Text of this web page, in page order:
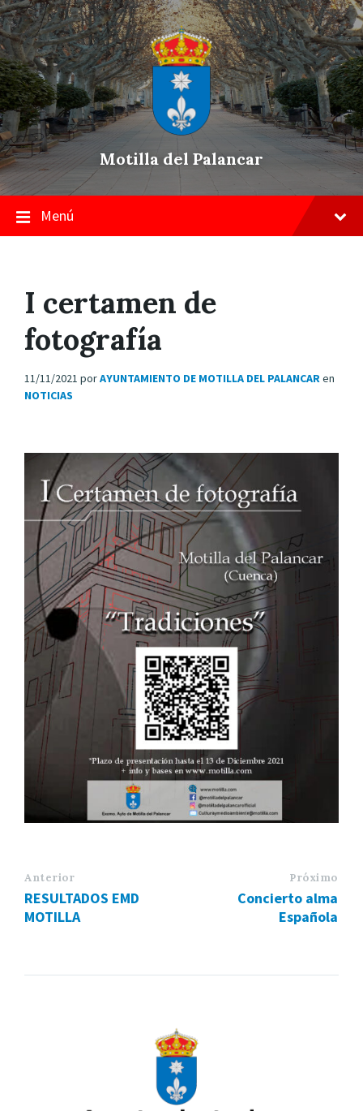
Skip
to
content
Saltar
a
la
navegación
principal
Saltar
a
pie
de
página
Motilla del Palancar
Menú
I certamen de
fotografía
11/11/2021 porAYUNTAMIENTO DE MOTILLA DEL PALANCARen
NOTICIAS
Anterior
RESULTADOS EMD
MOTILLA
Próximo
Concierto alma
Española